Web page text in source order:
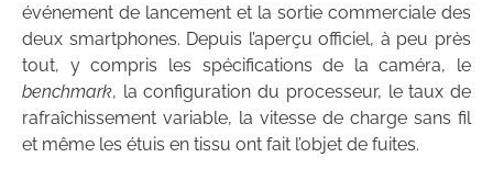
événement de lancement et la sortie commerciale des
deux smartphones. Depuis l’aperçu officiel, à peu près
tout, y compris les spécifications de la caméra, le
benchmark, la configuration du processeur, le taux de
rafraîchissement variable, la vitesse de charge sans fil
et même les étuis en tissu ont fait l’objet de fuites.